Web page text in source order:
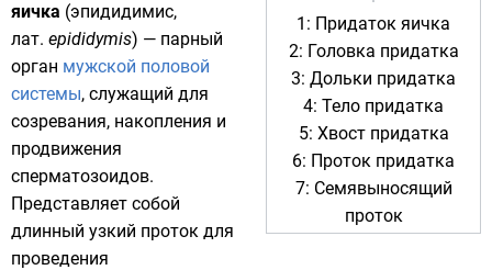
1: Придаток яичка
2: Головка придатка
3: Дольки придатка
4: Тело придатка
5: Хвост придатка
6: Проток придатка
7: Семявыносящий
проток
яичка (эпидидимис,
лат. epididymis) — парный
орган мужской половой
системы, служащий для
созревания, накопления и
продвижения
сперматозоидов.
Представляет собой
длинный узкий проток для
проведения